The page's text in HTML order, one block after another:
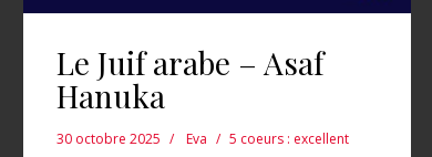
Le Juif arabe – Asaf
Hanuka
30 octobre 2025 Eva 5 coeurs : excellent